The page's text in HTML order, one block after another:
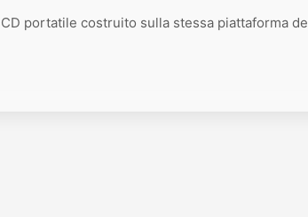
portatile costruito sulla stessa piattaforma